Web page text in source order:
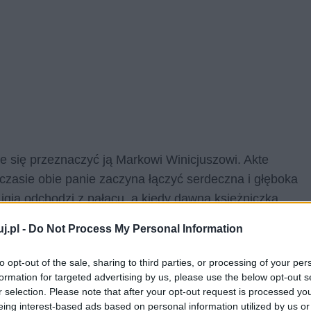
- Do Not Process My Personal Information
opt-out of the sale, sharing to third parties, or processing of your
for targeted advertising by us, please use the below opt-out
selection. Please note that after your opt-out request is processed
interest-based ads based on personal information utilized by us
się przeznaczyć ją Markowi Winicjuszowi. Akte
obie panie zaczyna łączyć serdeczna i głęboka
odchodzi z pałacu, a kiedy dawna księżniczka
jej żywność i wiadomości od Marka, ryzykując
bohaterów powieści Sienkiewicza, której
kocha imperatora i boli ją jego odrzucenie, ale